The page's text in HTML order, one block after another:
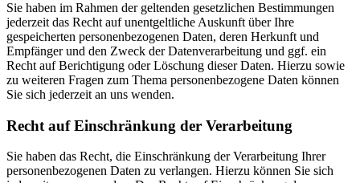
Sie haben im Rahmen der geltenden gesetzlichen Bestimmungen
jederzeit das Recht auf unentgeltliche Auskunft über Ihre
gespeicherten personenbezogenen Daten, deren Herkunft und
Empfänger und den Zweck der Datenverarbeitung und ggf. ein
Recht auf Berichtigung oder Löschung dieser Daten. Hierzu sowie
zu weiteren Fragen zum Thema personenbezogene Daten können
Sie sich jederzeit an uns wenden.
Recht auf Einschränkung der Verarbeitung
Sie haben das Recht, die Einschränkung der Verarbeitung Ihrer
personenbezogenen Daten zu verlangen. Hierzu können Sie sich